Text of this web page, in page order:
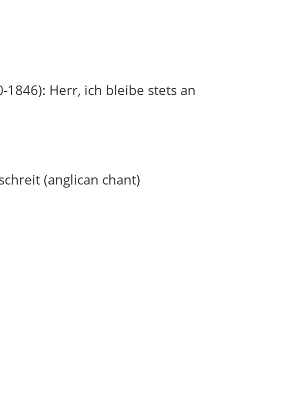
1846): Herr, ich bleibe stets an
(anglican chant)